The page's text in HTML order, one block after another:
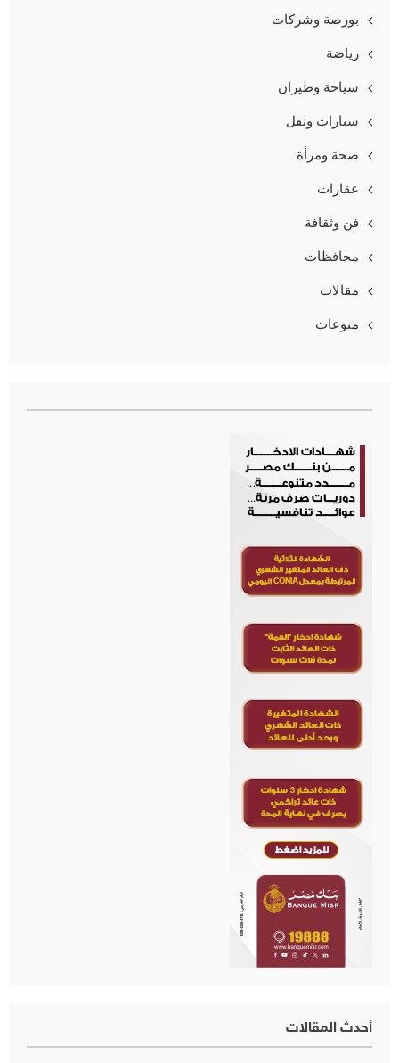
بورصة وشركات
رياضة
سياحة وطيران
سيارات ونقل
صحة ومرأة
عقارات
فن وثقافة
محافظات
مقالات
منوعات
أحدث المقالات